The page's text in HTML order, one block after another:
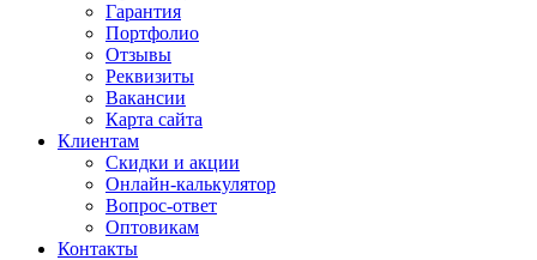
Гарантия
Портфолио
Отзывы
Реквизиты
Вакансии
Карта сайта
Клиентам
Скидки и акции
Онлайн-калькулятор
Вопрос-ответ
Оптовикам
Контакты